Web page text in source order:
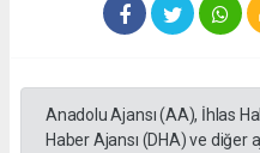
Anadolu Ajansı (AA), İhlas
Haber Ajansı (DHA) ve